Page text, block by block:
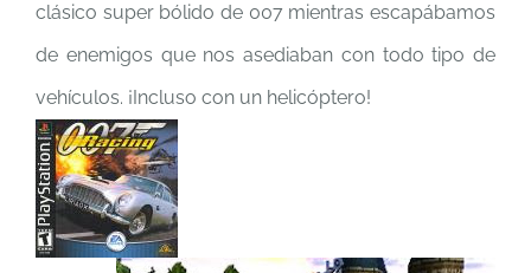
clásico super bólido de 007 mientras escapábamos
de enemigos que nos asediaban con todo tipo de
vehículos. ¡Incluso con un helicóptero!